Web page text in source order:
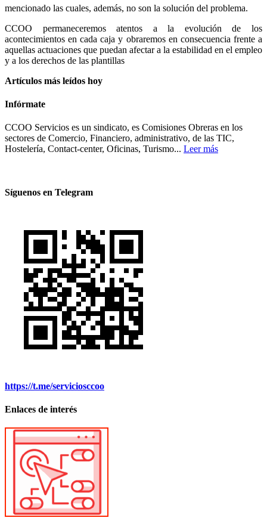
mencionado las cuales, además, no son la solución del problema.
CCOO permaneceremos atentos a la evolución de los
acontecimientos en cada caja y obraremos en consecuencia frente a
aquellas actuaciones que puedan afectar a la estabilidad en el empleo
y a los derechos de las plantillas
Artículos más leídos hoy
Infórmate
CCOO Servicios es un sindicato, es Comisiones Obreras en los
sectores de Comercio, Financiero, administrativo, de las TIC,
Hostelería, Contact-center, Oficinas, Turismo... Leer más
Síguenos en Telegram
https://t.me/serviciosccoo
Enlaces de interés